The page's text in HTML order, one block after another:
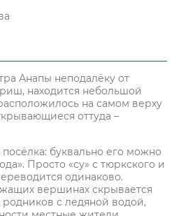
Анапы неподалёку от
находится небольшой
на самом верху
оттуда –
буквально его можно
Просто «су» с тюркского и
одинаково.
вершинах скрывается
с ледяной водой,